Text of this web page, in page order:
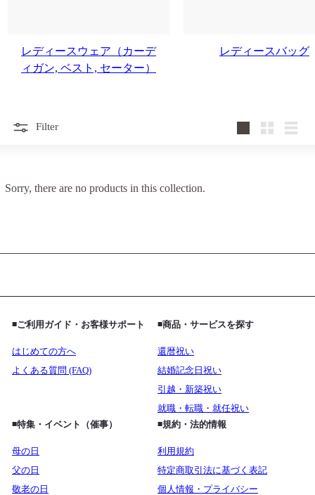
レディースウェア（カーデ
ィガン, ベスト, セーター）
レディースバッグ
Filter
Sorry, there are no products in this collection.
◾️ご利用ガイド・お客様サポート
はじめての方へ
よくある質問 (FAQ)
◾️商品・サービスを探す
還暦祝い
結婚記念日祝い
引越・新築祝い
就職・転職・就任祝い
◾️特集・イベント（催事）
母の日
父の日
敬老の日
◾️規約・法的情報
利用規約
特定商取引法に基づく表記
個人情報・プライバシー